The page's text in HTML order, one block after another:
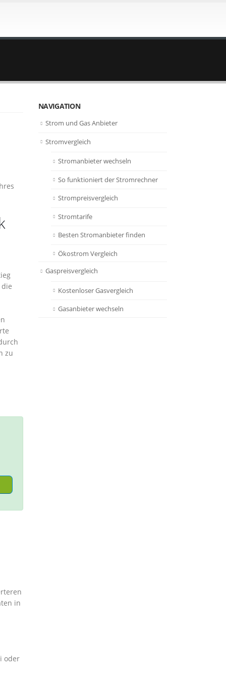
zu
in
oder
NAVIGATION
Strom und Gas Anbieter
Stromvergleich
Stromanbieter wechseln
So funktioniert der Stromrechner
Strompreisvergleich
Stromtarife
Besten Stromanbieter finden
Ökostrom Vergleich
Gaspreisvergleich
Kostenloser Gasvergleich
Gasanbieter wechseln